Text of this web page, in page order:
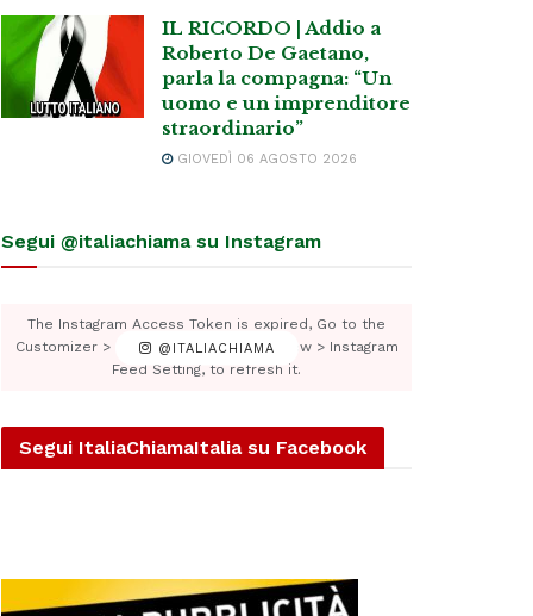
IL RICORDO | Addio a
Roberto De Gaetano,
parla la compagna: “Un
uomo e un imprenditore
straordinario”
GIOVEDÌ 06 AGOSTO 2026
Segui @italiachiama su Instagram
@ITALIACHIAMA
The Instagram Access Token is expired, Go to the
Customizer > JNews : Social, Like & View > Instagram
Feed Setting, to refresh it.
Segui ItaliaChiamaItalia su Facebook